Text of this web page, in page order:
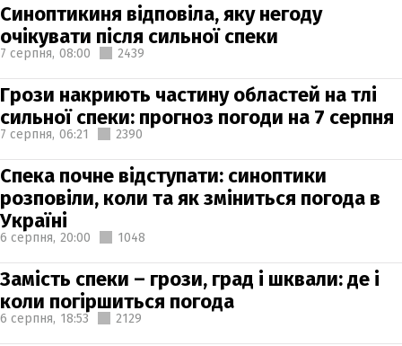
Синоптикиня відповіла, яку негоду
очікувати після сильної спеки
7 серпня, 08:00 2439
Грози накриють частину областей на тлі
сильної спеки: прогноз погоди на 7 серпня
7 серпня, 06:21 2390
Спека почне відступати: синоптики
розповіли, коли та як зміниться погода в
Україні
6 серпня, 20:00 1048
Замість спеки – грози, град і шквали: де і
коли погіршиться погода
6 серпня, 18:53 2129